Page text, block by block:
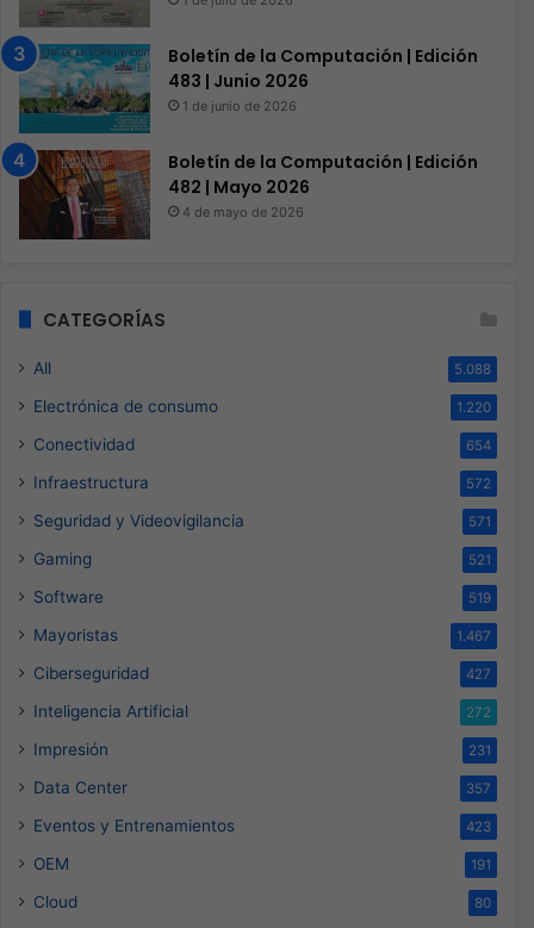
Boletín de la Computación | Edición
483 | Junio 2026
1 de junio de 2026
Boletín de la Computación | Edición
482 | Mayo 2026
4 de mayo de 2026
CATEGORÍAS
All 5.088
Electrónica de consumo 1.220
Conectividad 654
Infraestructura 572
Seguridad y Videovigilancia 571
Gaming 521
Software 519
Mayoristas 1.467
Ciberseguridad 427
Inteligencia Artificial 272
Impresión 231
Data Center 357
Eventos y Entrenamientos 423
OEM 191
Cloud 80